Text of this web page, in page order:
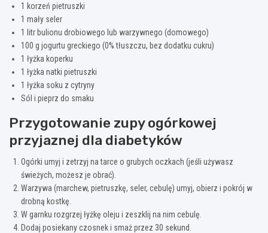
1 korzeń pietruszki
1 mały seler
1 litr bulionu drobiowego lub warzywnego (domowego)
100 g jogurtu greckiego (0% tłuszczu, bez dodatku cukru)
1 łyżka koperku
1 łyżka natki pietruszki
1 łyżka soku z cytryny
Sól i pieprz do smaku
Przygotowanie zupy ogórkowej
przyjaznej dla diabetyków
Ogórki umyj i zetrzyj na tarce o grubych oczkach (jeśli używasz
świeżych, możesz je obrać).
Warzywa (marchew, pietruszkę, seler, cebulę) umyj, obierz i pokrój w
drobną kostkę.
W garnku rozgrzej łyżkę oleju i zeszklij na nim cebulę.
Dodaj posiekany czosnek i smaż przez 30 sekund.